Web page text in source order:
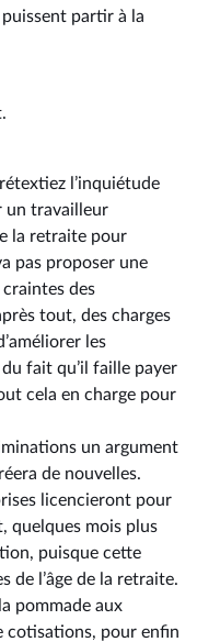
puissent partir à la
l’inquiétude
un travailleur
la retraite pour
pas proposer une
des
tout, des charges
les
fait qu’il faille payer
cela en charge pour
un argument
de nouvelles.
licencieront pour
quelques mois plus
puisque cette
de l’âge de la retraite.
pommade aux
cotisations, pour enfin